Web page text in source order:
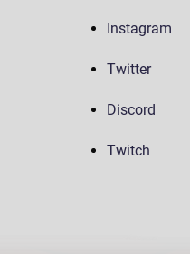
Instagram
Twitter
Discord
Twitch